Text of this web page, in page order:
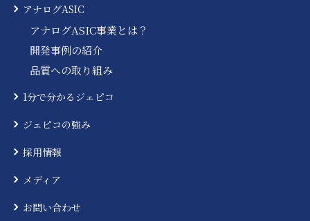
アナログASIC
アナログASIC事業とは？
開発事例の紹介
品質への取り組み
1分で分かるジェピコ
ジェピコの強み
採用情報
メディア
お問い合わせ